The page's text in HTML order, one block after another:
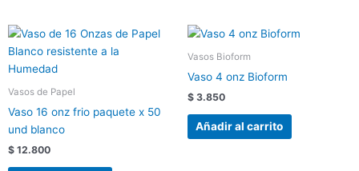
Vasos de Papel
Vaso 16 onz frio paquete x 50
und blanco
$ 12.800
Vasos Bioform
Vaso 4 onz Bioform
$ 3.850
Añadir al carrito